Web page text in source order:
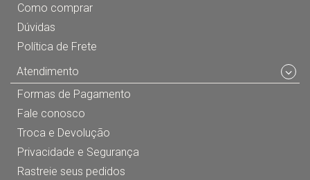
Como comprar
Dúvidas
Política de Frete
Atendimento
Formas de Pagamento
Fale conosco
Troca e Devolução
Privacidade e Segurança
Rastreie seus pedidos